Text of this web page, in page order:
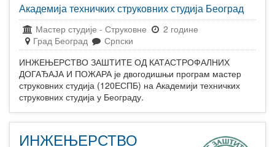
Академија техничких струковних студија Београд
Мастер студије - Струковне
2 године
Град Београд
Српски
ИНЖЕЊЕРСТВО ЗАШТИТЕ ОД КАТАСТРОФАЛНИХ
ДОГАЂАЈА И ПОЖАРА је двогодишњи програм мастер
струковних студија (120ЕСПБ) на Академији техничких
струковних студија у Београду.
ИНЖЕЊЕРСТВО